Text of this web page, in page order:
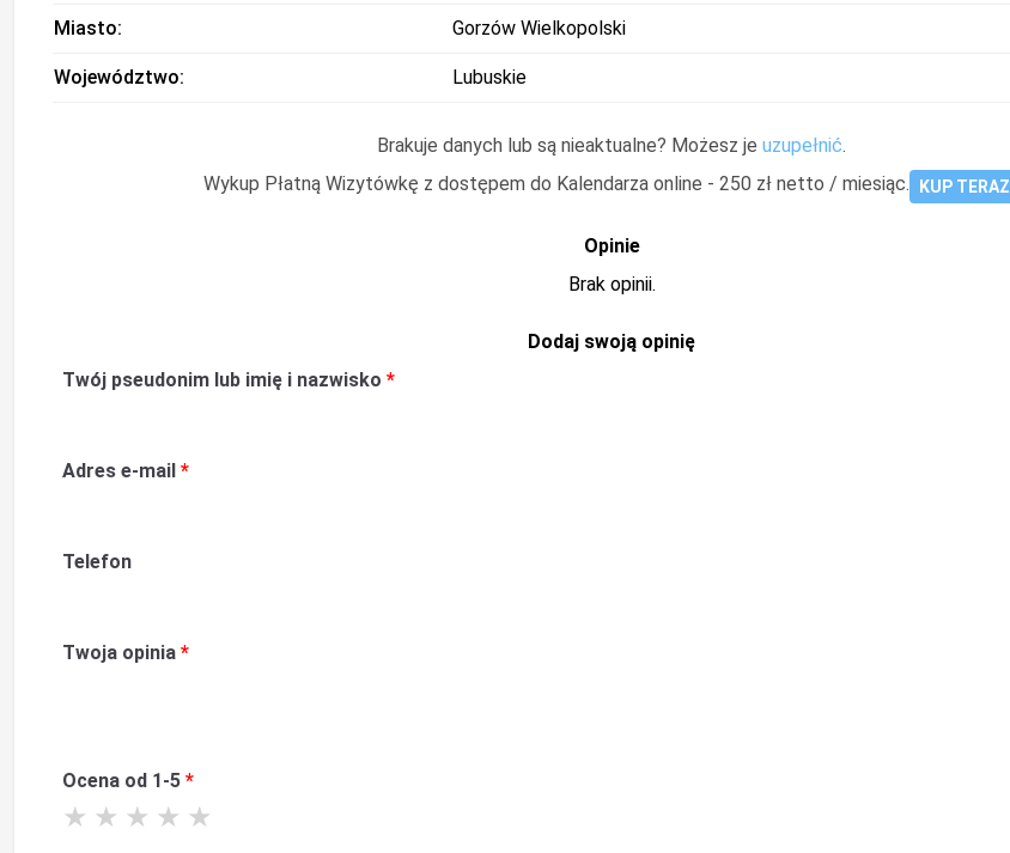
Miasto: Gorzów Wielkopolski
Województwo: Lubuskie
Brakuje danych lub są nieaktualne? Możesz je uzupełnić.
Wykup Płatną Wizytówkę z dostępem do Kalendarza online - 250 zł netto / miesiąc.
KUP TERAZ
Opinie
Brak opinii.
Dodaj swoją opinię
Twój pseudonim lub imię i nazwisko
Adres e-mail
Telefon
Twoja opinia
Ocena od 1-5